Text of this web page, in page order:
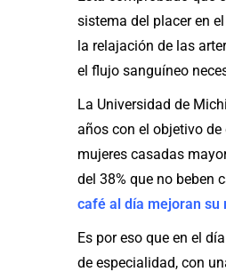
sistema del placer en
la relajación de las
el flujo sanguíneo
La Universidad de
años con el objetivo
mujeres casadas
del 38% que no beben
café al día mejoran su
Es por eso que en el
de especialidad, con